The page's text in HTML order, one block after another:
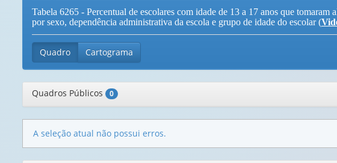
Tabela 6265 - Percentual de escolares com idade de 13 a 17 anos que
por sexo, dependência administrativa da escola e grupo de idade do escolar (
Quadro Cartograma
Quadros Públicos 0
A seleção atual não possui erros.